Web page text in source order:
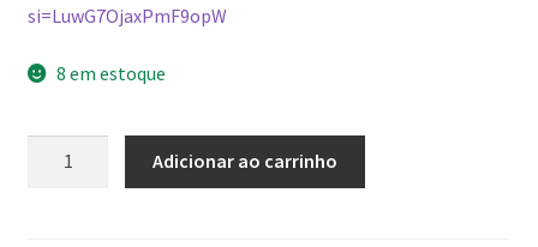
si=LuwG7OjaxPmF9opW
8 em estoque
Adicionar ao carrinho